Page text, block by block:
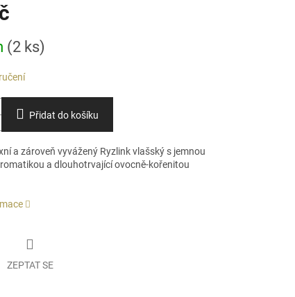
(2 ks)
Přidat do košíku
a zároveň vyvážený Ryzlink vlašský s jemnou
a dlouhotrvající ovocně-kořenitou
ZEPTAT SE